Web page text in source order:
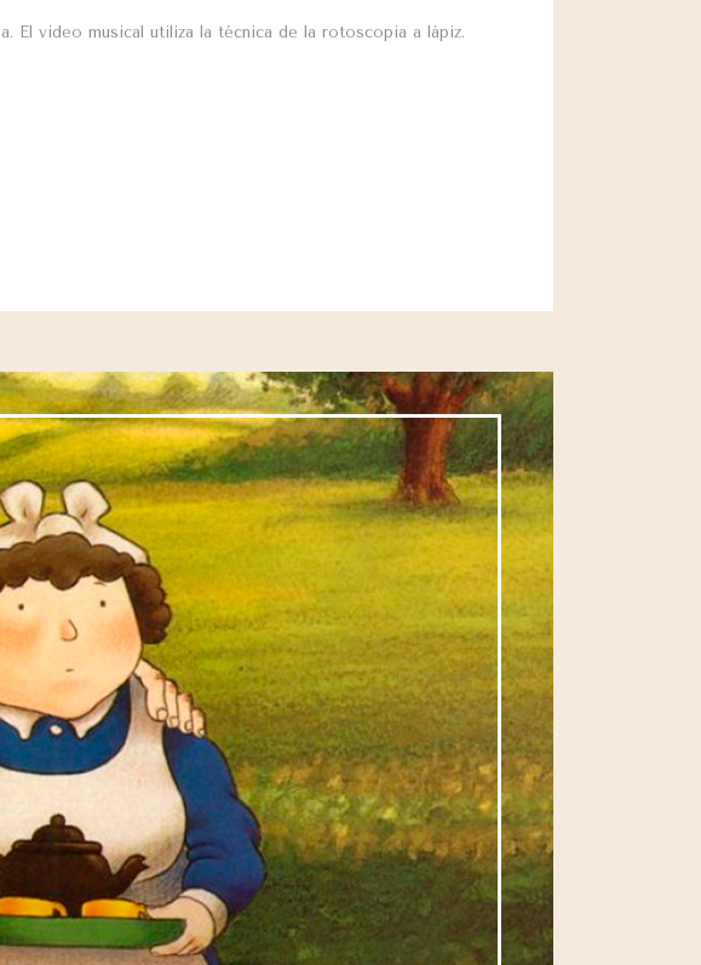
El video musical utiliza la técnica de la rotoscopia a lápiz.